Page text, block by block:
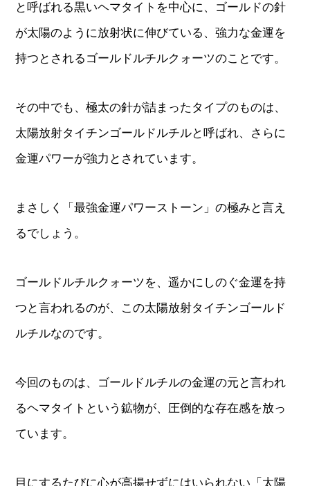
と呼ばれる黒いヘマタイトを中心に、ゴールドの針
が太陽のように放射状に伸びている、強力な金運を
持つとされるゴールドルチルクォーツのことです。
その中でも、極太の針が詰まったタイプのものは、
太陽放射タイチンゴールドルチルと呼ばれ、さらに
金運パワーが強力とされています。
まさしく「最強金運パワーストーン」の極みと言え
るでしょう。
ゴールドルチルクォーツを、遥かにしのぐ金運を持
つと言われるのが、この太陽放射タイチンゴールド
ルチルなのです。
今回のものは、ゴールドルチルの金運の元と言われ
るヘマタイトという鉱物が、圧倒的な存在感を放っ
ています。
目にするたびに心が高揚せずにはいられない「太陽